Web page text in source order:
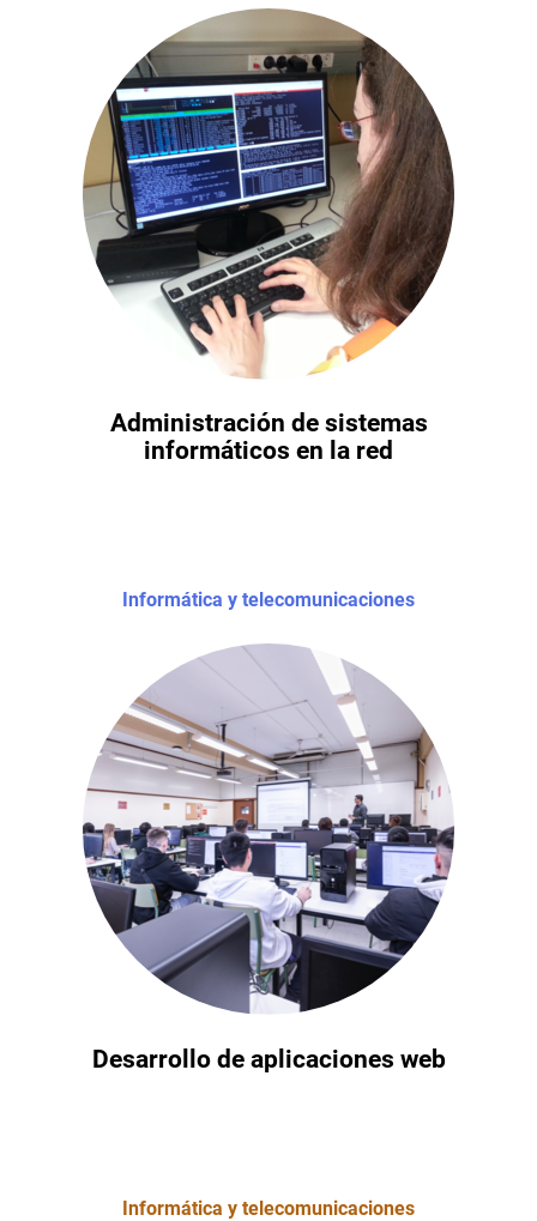
Administración de sistemas
informáticos en la red
Desarrollo de aplicaciones web
Informática y telecomunicaciones
Informática y telecomunicaciones